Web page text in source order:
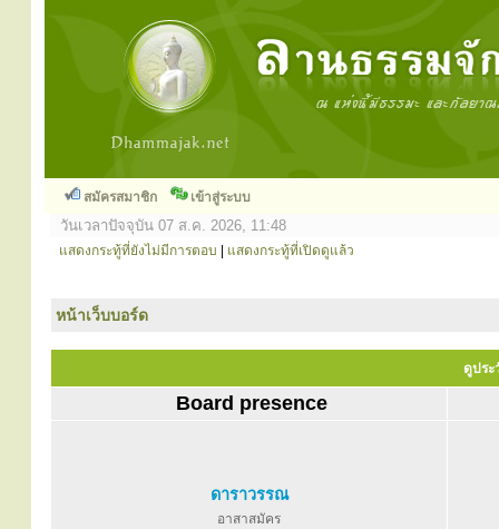
สมัครสมาชิก เข้าสู่ระบบ
วันเวลาปัจจุบัน 07 ส.ค. 2026, 11:48
แสดงกระทู้ที่ยังไม่มีการตอบ แสดงกระทู้ที่เปิดดูแล้ว
หน้าเว็บบอร์ด
ดูประ
Board presence
ดาราวรรณ
อาสาสมัคร